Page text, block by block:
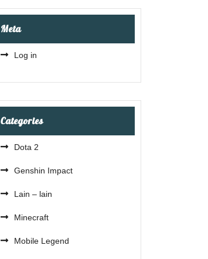
Meta
Log in
Categories
Dota 2
Genshin Impact
Lain – lain
Minecraft
Mobile Legend